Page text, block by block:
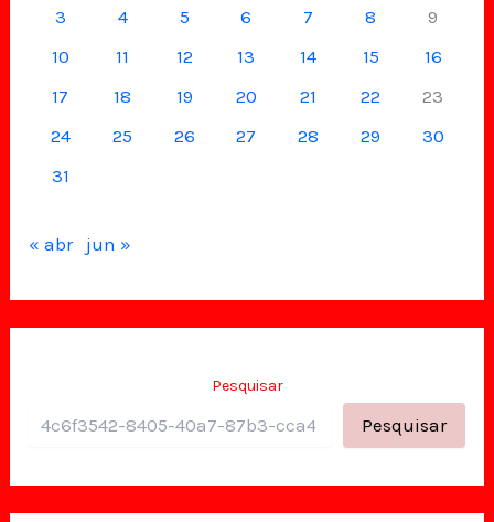
3 4 5 6 7 8
9
10
11 12 13 14 15
16
17
18 19 20 21 22
23
24
25 26 27 28 29
30
31
« abr jun »
Pesquisar
Pesquisar